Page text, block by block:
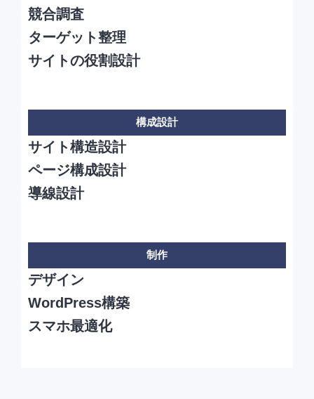
競合調査
ターゲット整理
サイトの役割設計
構成設計
サイト構造設計
ページ構成設計
導線設計
制作
デザイン
WordPress構築
スマホ最適化